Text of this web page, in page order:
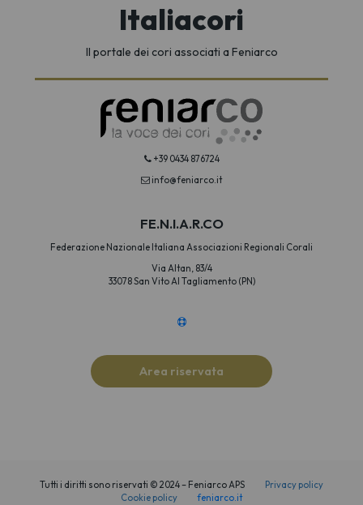
Italiacori
Il portale dei cori associati a Feniarco
+39 0434 876724
info@feniarco.it
FE.N.I.A.R.CO
Federazione Nazionale Italiana Associazioni Regionali Corali
Via Altan, 83/4
33078 San Vito Al Tagliamento (PN)
Area riservata
Tutti i diritti sono riservati © 2024 – Feniarco APS
Privacy policy
Cookie policy
feniarco.it